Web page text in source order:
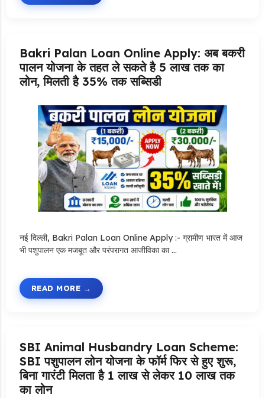
Bakri Palan Loan Online Apply: अब बकरी
पालन योजना के तहत ले सकते है 5 लाख तक का
लोन, मिलती है 35% तक सब्सिडी
नई दिल्ली, Bakri Palan Loan Online Apply :- ग्रामीण भारत में आज
भी पशुपालन एक मजबूत और परंपरागत आजीविका का …
READ MORE
SBI Animal Husbandry Loan Scheme:
SBI पशुपालन लोन योजना के फॉर्म फिर से हुए शुरू,
बिना गारंटी मिलता है 1 लाख से लेकर 10 लाख तक
का लोन